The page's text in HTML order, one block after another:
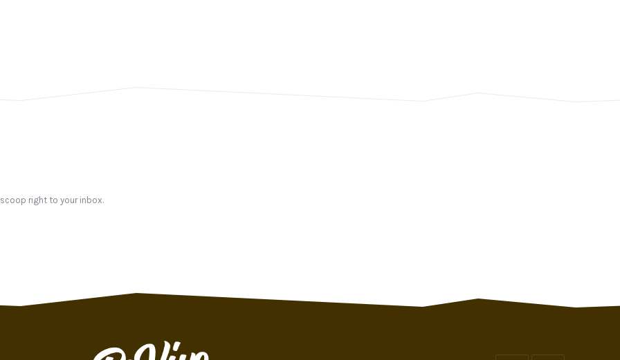
right to your inbox.